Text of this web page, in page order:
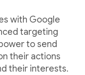
with Google
targeting
to send
their actions
their interests.